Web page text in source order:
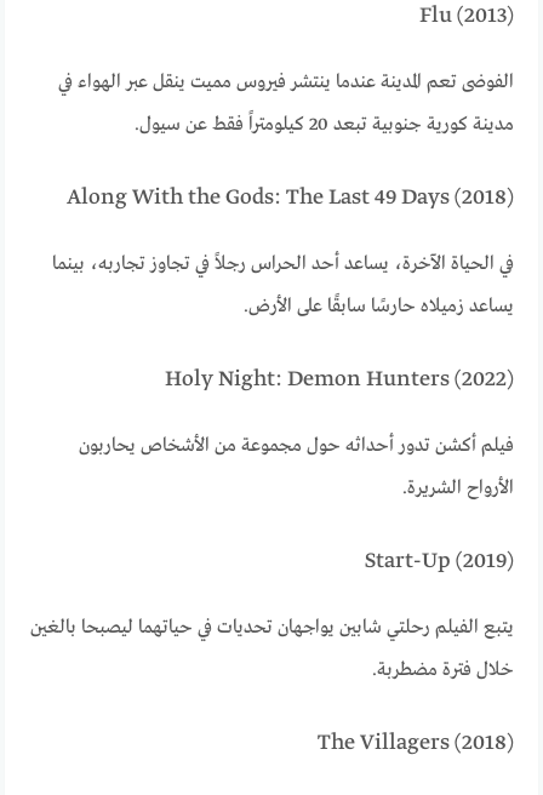
Flu (2013)
الفوضى تعم المدينة عندما ينتشر فيروس مميت ينقل عبر الهواء في
مدينة كورية جنوبية تبعد 20 كيلومتراً فقط عن سيول.
Along With the Gods: The Last 49 Days (2018)
في الحياة الآخرة، يساعد أحد الحراس رجلاً في تجاوز تجاربه، بينما
يساعد زميلاه حارسًا سابقًا على الأرض.
Holy Night: Demon Hunters (2022)
فيلم أكشن تدور أحداثه حول مجموعة من الأشخاص يحاربون
الأرواح الشريرة.
Start-Up (2019)
يتبع الفيلم رحلتي شابين يواجهان تحديات في حياتهما ليصبحا بالغين
خلال فترة مضطربة.
The Villagers (2018)